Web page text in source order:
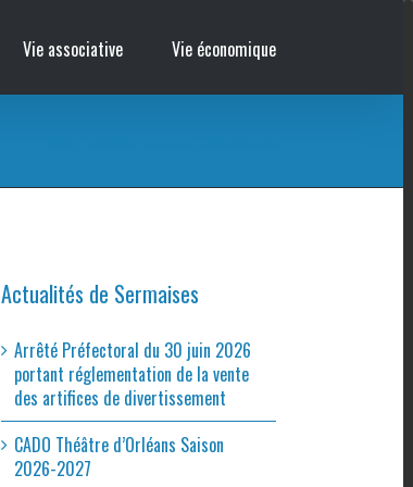
Vie associative Vie économique
Actualités de Sermaises
Arrêté Préfectoral du 30 juin 2026
portant réglementation de la vente
des artifices de divertissement
CADO Théâtre d’Orléans Saison
2026-2027